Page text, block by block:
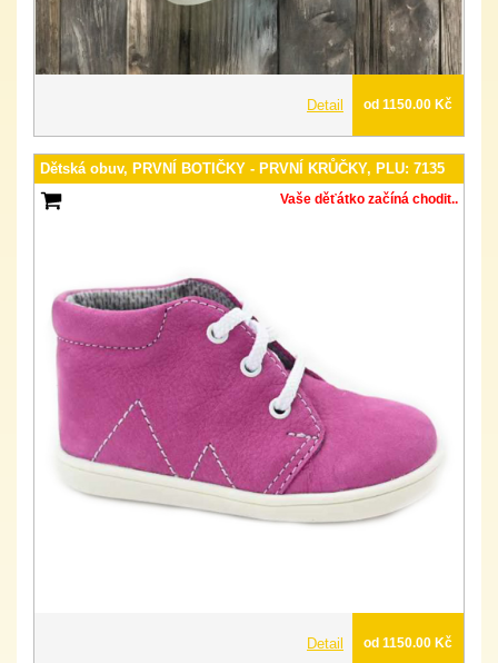
Detail od 1150.00 Kč
Dětská obuv, PRVNÍ BOTIČKY - PRVNÍ KRŮČKY, PLU: 7135
Vaše děťátko začíná chodit..
Detail od 1150.00 Kč